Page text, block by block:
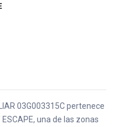
03G003315C pertenece
una de las zonas